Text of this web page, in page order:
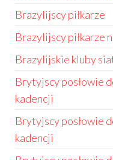
Brazylijscy piłkarze
Brazylijscy piłkarze
Brazylijskie kluby
Brytyjscy posłowie
kadencji
Brytyjscy posłowie
kadencji